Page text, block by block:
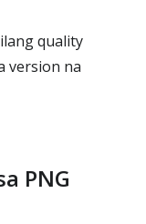
quality
version na
PNG